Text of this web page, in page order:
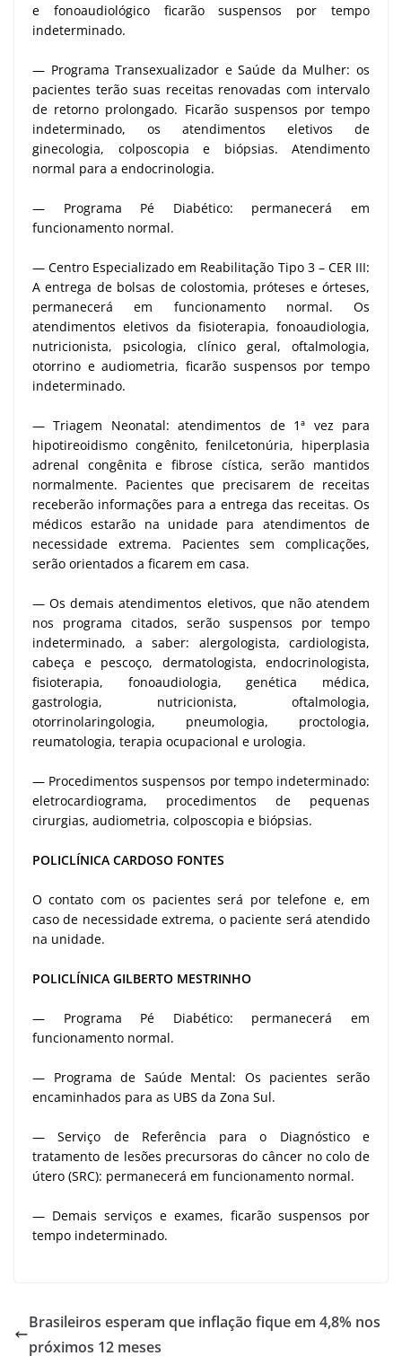
e fonoaudiológico ficarão suspensos por tempo
indeterminado.
— Programa Transexualizador e Saúde da Mulher: os
pacientes terão suas receitas renovadas com intervalo
de retorno prolongado. Ficarão suspensos por tempo
indeterminado, os atendimentos eletivos de
ginecologia, colposcopia e biópsias. Atendimento
normal para a endocrinologia.
— Programa Pé Diabético: permanecerá em
funcionamento normal.
— Centro Especializado em Reabilitação Tipo 3 – CER III:
A entrega de bolsas de colostomia, próteses e órteses,
permanecerá em funcionamento normal. Os
atendimentos eletivos da fisioterapia, fonoaudiologia,
nutricionista, psicologia, clínico geral, oftalmologia,
otorrino e audiometria, ficarão suspensos por tempo
indeterminado.
— Triagem Neonatal: atendimentos de 1ª vez para
hipotireoidismo congênito, fenilcetonúria, hiperplasia
adrenal congênita e fibrose cística, serão mantidos
normalmente. Pacientes que precisarem de receitas
receberão informações para a entrega das receitas. Os
médicos estarão na unidade para atendimentos de
necessidade extrema. Pacientes sem complicações,
serão orientados a ficarem em casa.
— Os demais atendimentos eletivos, que não atendem
nos programa citados, serão suspensos por tempo
indeterminado, a saber: alergologista, cardiologista,
cabeça e pescoço, dermatologista, endocrinologista,
fisioterapia, fonoaudiologia, genética médica,
gastrologia, nutricionista, oftalmologia,
otorrinolaringologia, pneumologia, proctologia,
reumatologia, terapia ocupacional e urologia.
— Procedimentos suspensos por tempo indeterminado:
eletrocardiograma, procedimentos de pequenas
cirurgias, audiometria, colposcopia e biópsias.
POLICLÍNICA CARDOSO FONTES
O contato com os pacientes será por telefone e, em
caso de necessidade extrema, o paciente será atendido
na unidade.
POLICLÍNICA GILBERTO MESTRINHO
— Programa Pé Diabético: permanecerá em
funcionamento normal.
— Programa de Saúde Mental: Os pacientes serão
encaminhados para as UBS da Zona Sul.
— Serviço de Referência para o Diagnóstico e
tratamento de lesões precursoras do câncer no colo de
útero (SRC): permanecerá em funcionamento normal.
— Demais serviços e exames, ficarão suspensos por
tempo indeterminado.
Brasileiros esperam que inflação fique em 4,8% nos
próximos 12 meses